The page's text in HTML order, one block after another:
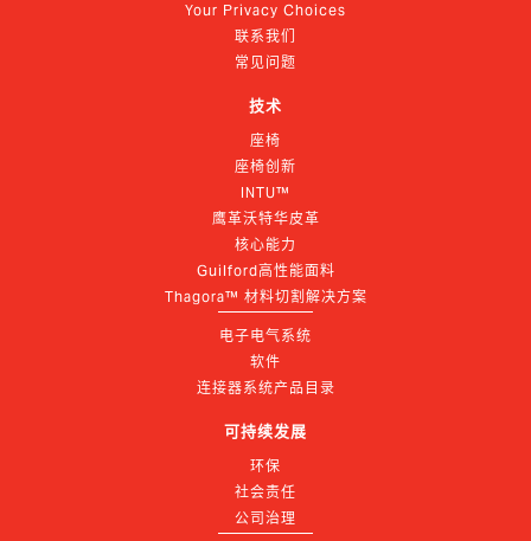
Your Privacy Choices
联系我们
常见问题
技术
座椅
座椅创新
INTU™
鹰革沃特华皮革
核心能力
Guilford高性能面料
Thagora™ 材料切割解决方案
电子电气系统
软件
连接器系统产品目录
可持续发展
环保
社会责任
公司治理